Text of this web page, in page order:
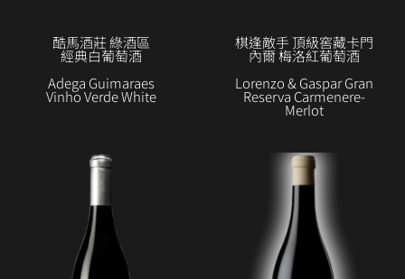
酷馬酒莊 綠酒區
經典白葡萄酒
Adega Guimaraes
Vinho Verde White
棋逢敵手 頂級窖藏卡門
內爾 梅洛紅葡萄酒
Lorenzo & Gaspar Gran
Reserva Carmenere-
Merlot